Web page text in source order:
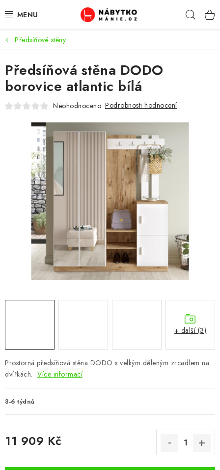
na
OBÝVACÍ POKOJ
KUCHYŇ A JÍDELNA
LOŽNICE
KANCELÁŘ / PRACOVNA
KOUPELNA A WC
PŘEDSÍŇ
CHOVATELSKÉ POTŘEBY
DOPLŇKY A DEKORACE
ZAHRADA
OSTATNÍ
VÝPRODEJ
Vše o nákupu Info
Předsíňové stěny
Prostorná předsíňová stěna DODO s velkým děleným zrcadlem na
dvířkách. Více informací
3-6 týdnů
11 909 Kč
Předsíňová stěna DODO
borovice atlantic bílá
Neohodnoceno Podrobnosti hodnocení
+ další (3)